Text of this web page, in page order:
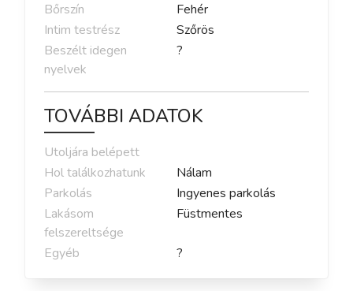
Bőrszín
Fehér
Intim testrész
Szőrös
Beszélt idegen
nyelvek
?
TOVÁBBI ADATOK
Utoljára belépett
Hol találkozhatunk
Nálam
Parkolás
Ingyenes parkolás
Lakásom
felszereltsége
Füstmentes
Egyéb ?